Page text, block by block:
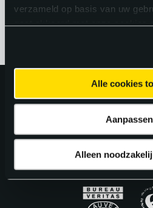
verzameld op basis van uw
gaat akkoord met onze cookies
Alle cookies
Aanpassen
Alleen
4.6uit 5 van163